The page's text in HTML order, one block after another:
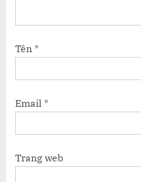
Tên *
Email *
Trang web